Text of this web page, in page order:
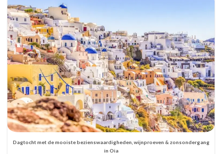
Dagtocht met de mooiste bezienswaardigheden, wijnproeven & zonsondergang
in Oia